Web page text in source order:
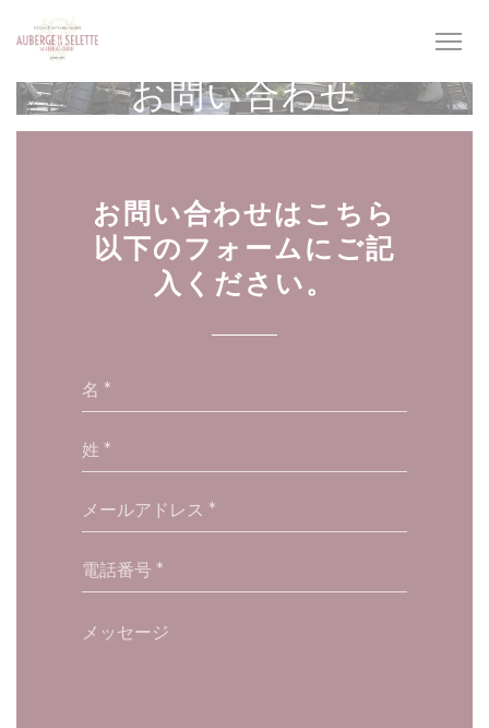
クッキー利用の管理について
お問い合わせ
お問い合わせはこちら
以下のフォームにご記
入ください。